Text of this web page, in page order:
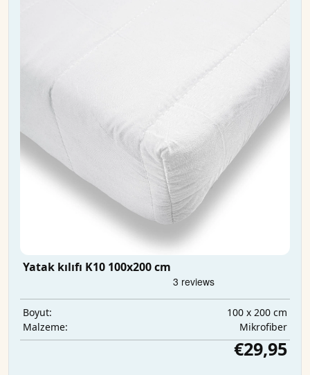
Yatak kılıfı K10 100x200 cm
Boyut:
100 x 200 cm
Malzeme:
Mikrofiber
€29,95